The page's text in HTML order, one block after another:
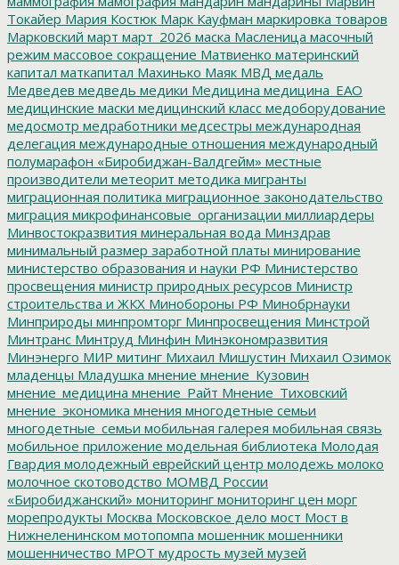
Токайер Мария Костюк Марк Кауфман маркировка товаров
Марковский март март_2026 маска Масленица масочный
режим массовое сокращение Матвиенко материнский
капитал маткапитал Махинько Маяк МВД медаль
Медведев медведь медики Медицина медицина_ЕАО
медицинские маски медицинский класс медоборудование
медосмотр медработники медсестры международная
делегация международные отношения международный
полумарафон «Биробиджан-Валдгейм» местные
производители метеорит методика мигранты
миграционная политика миграционное законодательство
миграция микрофинансовые_организации миллиардеры
Минвостокразвития минеральная вода Минздрав
минимальный размер заработной платы минирование
министерство образования и науки РФ Министерство
просвещения министр природных ресурсов Министр
строительства и ЖКХ Минобороны РФ Минобрнауки
Минприроды минпромторг Минпросвещения Минстрой
Минтранс Минтруд Минфин Минэкономразвития
Минэнерго МИР митинг Михаил Мишустин Михаил Озимок
младенцы Младушка мнение мнение_Кузовин
мнение_медицина мнение_Райт Мнение_Тиховский
мнение_экономика мнения многодетные семьи
многодетные_семьи мобильная галерея мобильная связь
мобильное приложение модельная библиотека Молодая
Гвардия молодежный еврейский центр молодежь молоко
молочное скотоводство МОМВД России
«Биробиджанский» мониторинг мониторинг цен морг
морепродукты Москва Московское дело мост Мост в
Нижнеленинском мотопомпа мошенник мошенники
мошенничество МРОТ мудрость музей музей